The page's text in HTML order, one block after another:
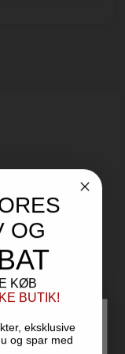
Blanc
OG
KØB
BUTIK!
eksklusive
og spar med